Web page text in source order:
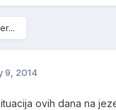
9, 2014
ovih dana na